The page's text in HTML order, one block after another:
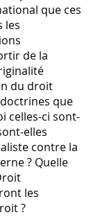
que ces
les
de la
du droit
que
celles-ci sont-
elles
contre la
? Quelle
les
?